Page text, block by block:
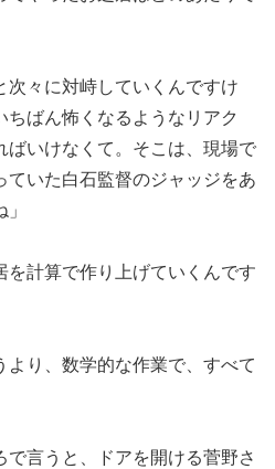
次々に対峙していくんですけ
ちばん怖くなるようなリアク
ばいけなくて。そこは、現場で
ていた白石監督のジャッジをあ
を計算で作り上げていくんです
り、数学的な作業で、すべて
言うと、ドアを開ける菅野さ